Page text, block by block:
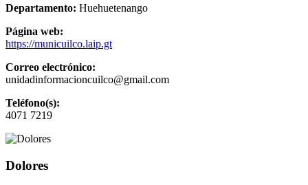
Departamento: Huehuetenango
Página web:
https://municuilco.laip.gt
Correo electrónico:
unidadinformacioncuilco@gmail.com
Teléfono(s):
4071 7219
Dolores